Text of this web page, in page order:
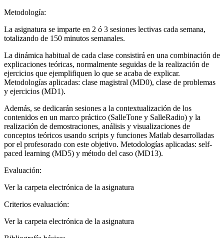
Metodología:
La asignatura se imparte en 2 ó 3 sesiones lectivas cada semana,
totalizando de 150 minutos semanales.
La dinámica habitual de cada clase consistirá en una combinación de
explicaciones teóricas, normalmente seguidas de la realización de
ejercicios que ejemplifiquen lo que se acaba de explicar.
Metodologías aplicadas: clase magistral (MD0), clase de problemas
y ejercicios (MD1).
Además, se dedicarán sesiones a la contextualización de los
contenidos en un marco práctico (SalleTone y SalleRadio) y la
realización de demostraciones, análisis y visualizaciones de
conceptos teóricos usando scripts y funciones Matlab desarrolladas
por el profesorado con este objetivo. Metodologías aplicadas: self-
paced learning (MD5) y método del caso (MD13).
Evaluación:
Ver la carpeta electrónica de la asignatura
Criterios evaluación:
Ver la carpeta electrónica de la asignatura